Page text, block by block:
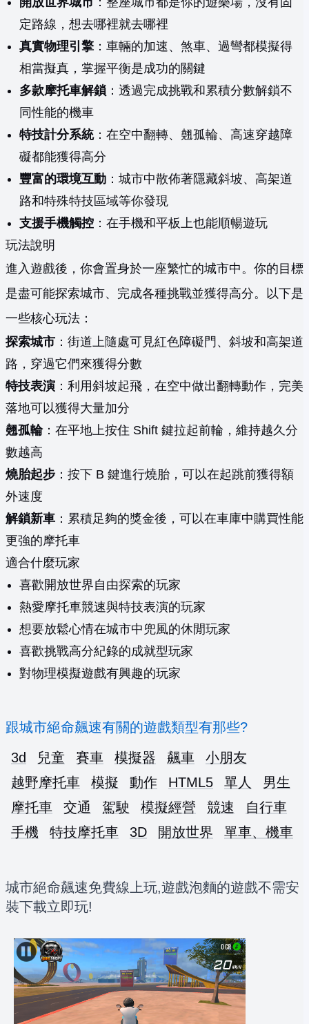
定路線，想去哪裡就去哪裡
真實物理引擎：車輛的加速、煞車、過彎都模擬得
相當擬真，掌握平衡是成功的關鍵
多款摩托車解鎖 ：透過完成挑戰和累積分數解鎖不
同性能的機車
特技計分系統：在空中翻轉、翹孤輪、高速穿越障
礙都能獲得高分
豐富的環境互動 ：城市中散佈著隱藏斜坡、高架道
路和特殊特技區域等你發現
支援手機觸控 ：在手機和平板上也能順暢遊玩
玩法說明
進入遊戲後，你會置身於一座繁忙的城市中。你的目標
是盡可能探索城市、完成各種挑戰並獲得高分。以下是
一些核心玩法：
探索城市 ：街道上隨處可見紅色障礙門、斜坡和高架道
路，穿過它們來獲得分數
特技表演 ：利用斜坡起飛，在空中做出翻轉動作，完美
落地可以獲得大量加分
翹孤輪：在平地上按住 Shift 鍵拉起前輪，維持越久分
數越高
燒胎起步 ：按下 B 鍵進行燒胎，可以在起跳前獲得額
外速度
解鎖新車 ：累積足夠的獎金後，可以在車庫中購買性能
更強的摩托車
適合什麼玩家
喜歡開放世界自由探索的玩家
熱愛摩托車競速與特技表演的玩家
想要放鬆心情在城市中兜風的休閒玩家
喜歡挑戰高分紀錄的成就型玩家
對物理模擬遊戲有興趣的玩家
跟城市絕命飆速有關的遊戲類型有那些?
3d
兒童 賽車 模擬器 飆車
小朋友
越野摩托車
模擬 動作 HTML5 單人
男生
摩托車
交通 駕駛 模擬經營 競速
自行車
手機
特技摩托車 3D 開放世界 單車、機車
城市絕命飆速免費線上玩,遊戲泡麵的遊戲不需安
裝下載立即玩!